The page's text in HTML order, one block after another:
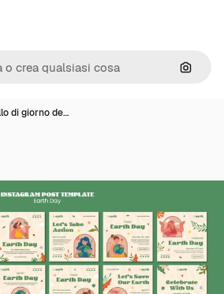
Cerca
di giorno de…